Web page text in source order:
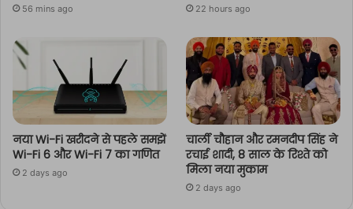
56 mins ago 22 hours ago
नया Wi-Fi खरीदने से पहले समझें
Wi-Fi 6 और Wi-Fi 7 का गणित
2 days ago
चार्ली चौहान और रमनदीप सिंह ने
रचाई शादी, 8 साल के रिश्ते को
मिला नया मुकाम
2 days ago